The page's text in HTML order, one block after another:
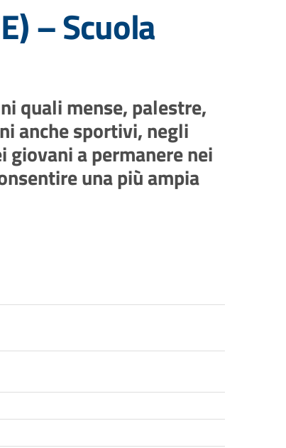
– Scuola
quali mense, palestre,
anche sportivi, negli
a permanere nei
una più ampia